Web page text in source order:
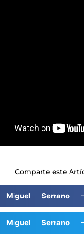
Comparte este
Miguel
Miguel